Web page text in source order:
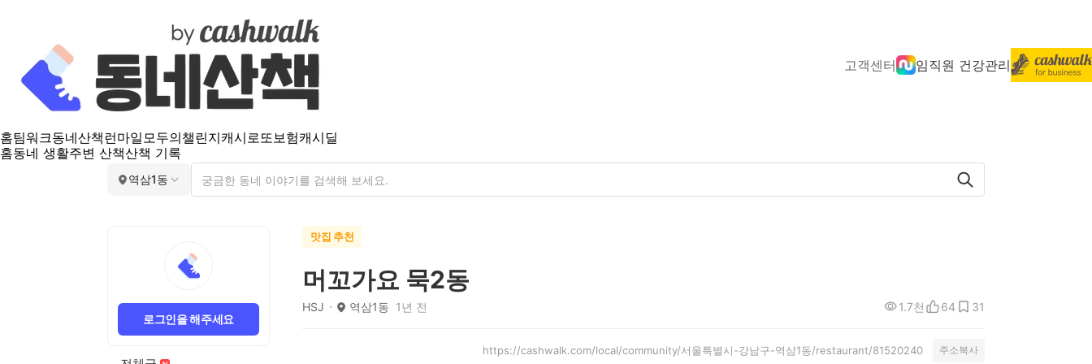
고객센터 임직원 건강관리
홈팀워크동네산책 런마일모두의챌린지캐시로또보험캐시딜
홈동네 생활주변 산책산책 기록
역삼1동
로그인을 해주세요
맛집 추천
머꼬가요 묵2동
HSJ 역삼1동 1년 전 1.7천 64 31
https://cashwalk.com/local/community/서울특별시-강남구-역삼1동/restaurant/81520240 주소복사